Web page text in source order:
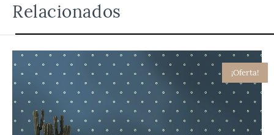
Relacionados
¡Oferta!